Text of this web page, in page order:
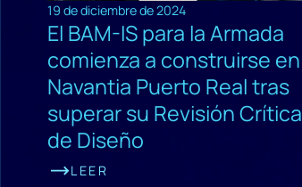
19 de diciembre de 2024
El BAM-IS para la Armada
comienza a construirse en
Navantia Puerto Real tras
superar su Revisión Crítica
de Diseño
LEER